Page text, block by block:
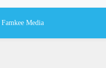
Famkee Media